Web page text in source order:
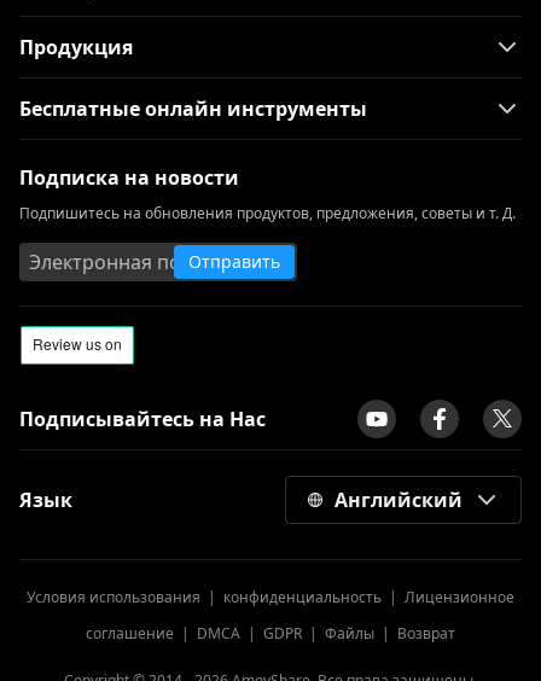
Продукция
Бесплатные онлайн инструменты
Подписка на новости
Подпишитесь на обновления продуктов, предложения, советы и т. Д.
Отправить
Подписывайтесь на Нас
Язык Английский
Условия использования | конфиденциальность | Лицензионное
соглашение | DMCA | GDPR | Файлы | Возврат